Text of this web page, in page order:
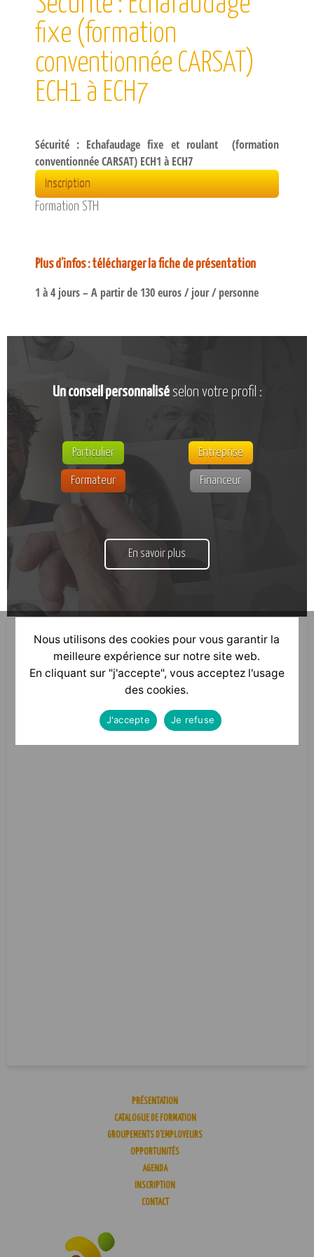
CATALOGUE DE FORMATIONS
NOS FORMATIONS PAR MÉTIER
NOS PERFECTIONNEMENTS PAR MÉTIER
NOS FORMATIONS SUR DEMANDE
NOS MODALITÉS D’ACCÈS
fixe (formation
conventionnée CARSAT)
ECH1 à ECH7
Sécurité : Echafaudage fixe et roulant (formation
conventionnée CARSAT) ECH1 à ECH7
Inscription
Formation STH
Plus d’infos : télécharger la fiche de présentation
1 à 4 jours – A partir de 130 euros / jour / personne
Un conseil personnaliséselon votre profil :
Particulier Entreprise
Formateur Financeur
En savoir plus
Nous suivre sur linkedin
PRÉSENTATION
CATALOGUE DE FORMATION
GROUPEMENTS D’EMPLOYEURS
OPPORTUNITÉS
AGENDA
INSCRIPTION
CONTACT
Nous utilisons des cookies pour vous garantir la
meilleure expérience sur notre site web.
En cliquant sur "j'accepte", vous acceptez l'usage
des cookies.
J'accepte Je refuse